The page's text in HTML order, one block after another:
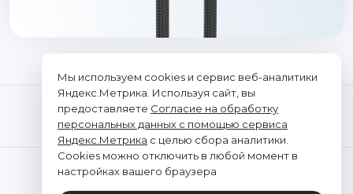
© "Vixion", 2026. Все права защищены
Мы используем cookies и сервис веб-аналитики
Яндекс.Метрика. Используя сайт, вы
предоставляете Согласие на обработку
персональных данных с помощью сервиса
Яндекс.Метрика с целью сбора аналитики.
Cookies можно отключить в любой момент в
настройках вашего браузера